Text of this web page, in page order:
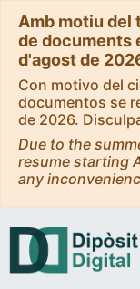
Amb motiu del
de documents
d'agost de
Con motivo del
documentos se
de 2026.
Due to the
resume starting
any